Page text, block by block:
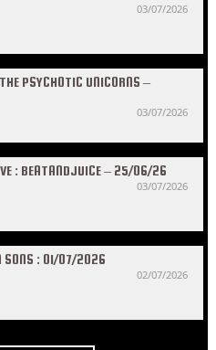
03/07/2026
PSYCHOTIC UNICORNS –
03/07/2026
: BEATANDJUICE – 25/06/26
03/07/2026
SONS : 01/07/2026
02/07/2026